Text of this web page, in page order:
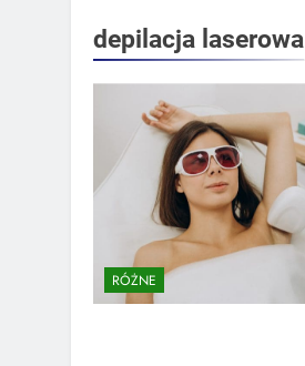
depilacja laserowa
RÓŻNE